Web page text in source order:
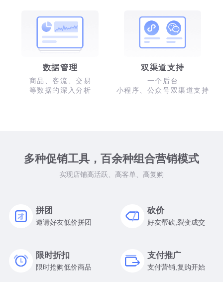
数据管理
商品、客流、交易
等数据的深入分析
双渠道支持
一个后台
小程序、公众号双渠道支持
多种促销工具，百余种组合营销模式
实现店铺高活跃、高客单、高复购
拼团
邀请好友低价拼团
限时折扣
限时抢购低价商品
砍价
好友帮砍,裂变成交
支付推广
支付营销,复购开始